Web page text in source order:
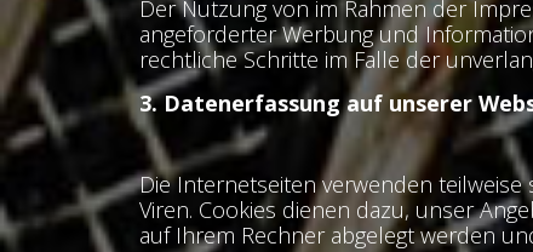
Der Nutzung von im Rahmen der
angeforderter Werbung und
rechtliche Schritte im Falle der
3. Datenerfassung auf unserer
Die Internetseiten verwenden
Viren. Cookies dienen dazu, unser
auf Ihrem Rechner abgelegt werden